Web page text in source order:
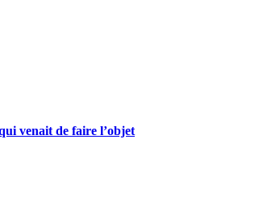
venait de faire l’objet